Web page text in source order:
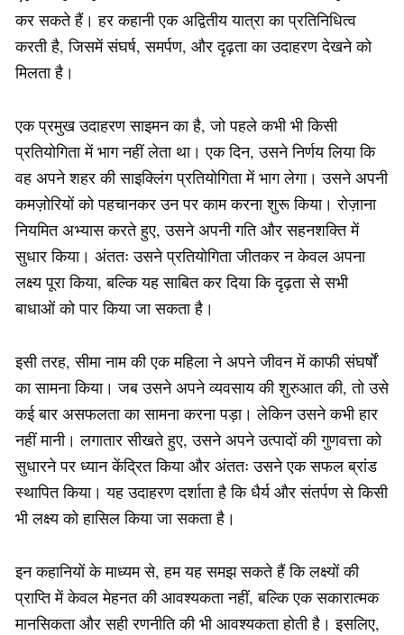
कर सकते हैं। हर कहानी एक अद्वितीय यात्रा का प्रतिनिधित्व
करती है, जिसमें संघर्ष, समर्पण, और दृढ़ता का उदाहरण देखने को
मिलता है।
एक प्रमुख उदाहरण साइमन का है, जो पहले कभी भी किसी
प्रतियोगिता में भाग नहीं लेता था। एक दिन, उसने निर्णय लिया कि
वह अपने शहर की साइक्लिंग प्रतियोगिता में भाग लेगा। उसने अपनी
कमज़ोरियों को पहचानकर उन पर काम करना शुरू किया। रोज़ाना
नियमित अभ्यास करते हुए, उसने अपनी गति और सहनशक्ति में
सुधार किया। अंततः उसने प्रतियोगिता जीतकर न केवल अपना
लक्ष्य पूरा किया, बल्कि यह साबित कर दिया कि दृढ़ता से सभी
बाधाओं को पार किया जा सकता है।
इसी तरह, सीमा नाम की एक महिला ने अपने जीवन में काफी संघर्षों
का सामना किया। जब उसने अपने व्यवसाय की शुरुआत की, तो उसे
कई बार असफलता का सामना करना पड़ा। लेकिन उसने कभी हार
नहीं मानी। लगातार सीखते हुए, उसने अपने उत्पादों की गुणवत्ता को
सुधारने पर ध्यान केंद्रित किया और अंततः उसने एक सफल ब्रांड
स्थापित किया। यह उदाहरण दर्शाता है कि धैर्य और संतर्पण से किसी
भी लक्ष्य को हासिल किया जा सकता है।
इन कहानियों के माध्यम से, हम यह समझ सकते हैं कि लक्ष्यों की
प्राप्ति में केवल मेहनत की आवश्यकता नहीं, बल्कि एक सकारात्मक
मानसिकता और सही रणनीति की भी आवश्यकता होती है। इसलिए,